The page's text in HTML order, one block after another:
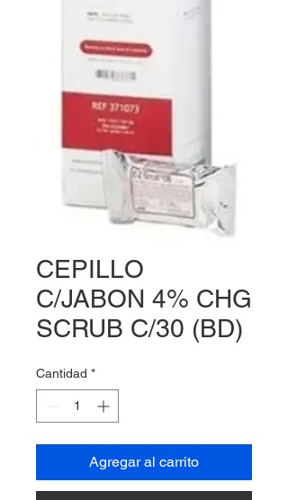
CEPILLO
C/JABON 4% CHG
SCRUB C/30 (BD)
Cantidad *
Agregar al carrito